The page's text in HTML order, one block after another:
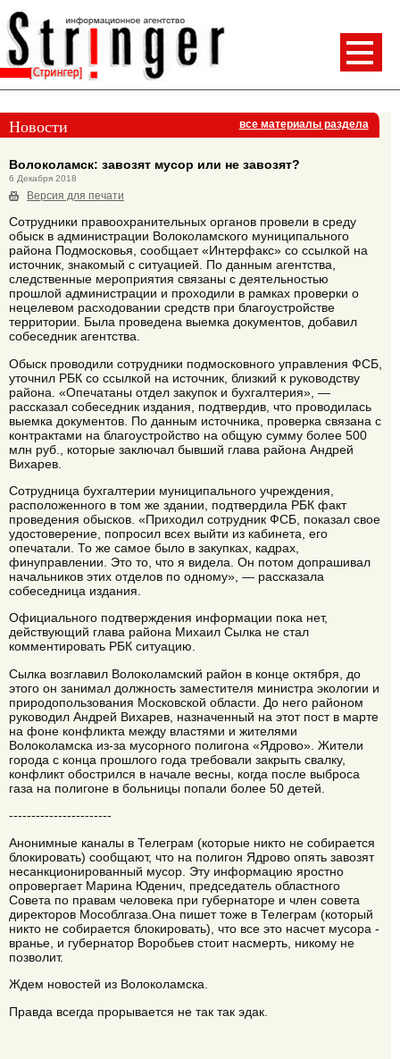
Новости все материалы раздела
Волоколамск: завозят мусор или не завозят?
6 Декабря 2018
Версия для печати
Сотрудники правоохранительных органов провели в среду
обыск в администрации Волоколамского муниципального
района Подмосковья, сообщает «Интерфакс» со ссылкой на
источник, знакомый с ситуацией. По данным агентства,
следственные мероприятия связаны с деятельностью
прошлой администрации и проходили в рамках проверки о
нецелевом расходовании средств при благоустройстве
территории. Была проведена выемка документов, добавил
собеседник агентства.
Обыск проводили сотрудники подмосковного управления ФСБ,
уточнил РБК со ссылкой на источник, близкий к руководству
района. «Опечатаны отдел закупок и бухгалтерия», —
рассказал собеседник издания, подтвердив, что проводилась
выемка документов. По данным источника, проверка связана с
контрактами на благоустройство на общую сумму более 500
млн руб., которые заключал бывший глава района Андрей
Вихарев.
Сотрудница бухгалтерии муниципального учреждения,
расположенного в том же здании, подтвердила РБК факт
проведения обысков. «Приходил сотрудник ФСБ, показал свое
удостоверение, попросил всех выйти из кабинета, его
опечатали. То же самое было в закупках, кадрах,
финуправлении. Это то, что я видела. Он потом допрашивал
начальников этих отделов по одному», — рассказала
собеседница издания.
Официального подтверждения информации пока нет,
действующий глава района Михаил Сылка не стал
комментировать РБК ситуацию.
Сылка возглавил Волоколамский район в конце октября, до
этого он занимал должность заместителя министра экологии и
природопользования Московской области. До него районом
руководил Андрей Вихарев, назначенный на этот пост в марте
на фоне конфликта между властями и жителями
Волоколамска из-за мусорного полигона «Ядрово». Жители
города с конца прошлого года требовали закрыть свалку,
конфликт обострился в начале весны, когда после выброса
газа на полигоне в больницы попали более 50 детей.
-----------------------
Анонимные каналы в Телеграм (которые никто не собирается
блокировать) сообщают, что на полигон Ядрово опять завозят
несанкционированный мусор. Эту информацию яростно
опровергает Марина Юденич, председатель областного
Совета по правам человека при губернаторе и член совета
директоров Мособлгаза.Она пишет тоже в Телеграм (который
никто не собирается блокировать), что все это насчет мусора -
вранье, и губернатор Воробьев стоит насмерть, никому не
позволит.
Ждем новостей из Волоколамска.
Правда всегда прорывается не так так эдак.